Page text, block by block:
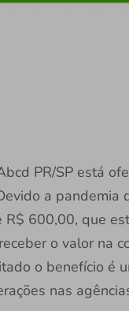
PR/SP está
a
R$ 600,00, que
o valor na
o benefício é
nas